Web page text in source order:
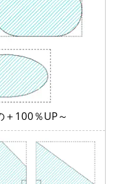
＋100％UP～